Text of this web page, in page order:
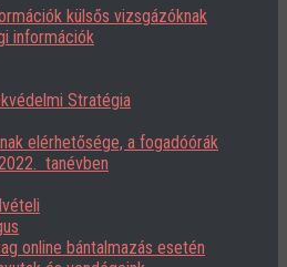
külsős vizsgázóknak
információk
Stratégia
elérhetősége, a fogadóórák
tanévben
online bántalmazás esetén